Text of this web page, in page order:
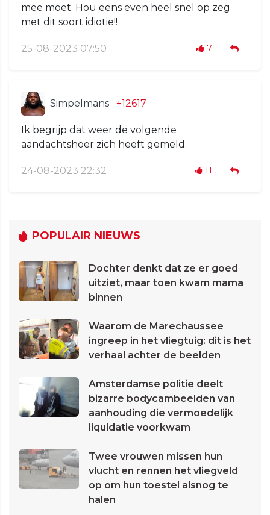
mee moet. Hou eens even heel snel op zeg
met dit soort idiotie!!
25-08-2023 07:50 7
Simpelmans +12617
Ik begrijp dat weer de volgende
aandachtshoer zich heeft gemeld.
24-08-2023 22:32 11
POPULAIR NIEUWS
Dochter denkt dat ze er goed
uitziet, maar toen kwam mama
binnen
Waarom de Marechaussee
ingreep in het vliegtuig: dit is het
verhaal achter de beelden
Amsterdamse politie deelt
bizarre bodycambeelden van
aanhouding die vermoedelijk
liquidatie voorkwam
Twee vrouwen missen hun
vlucht en rennen het vliegveld
op om hun toestel alsnog te
halen